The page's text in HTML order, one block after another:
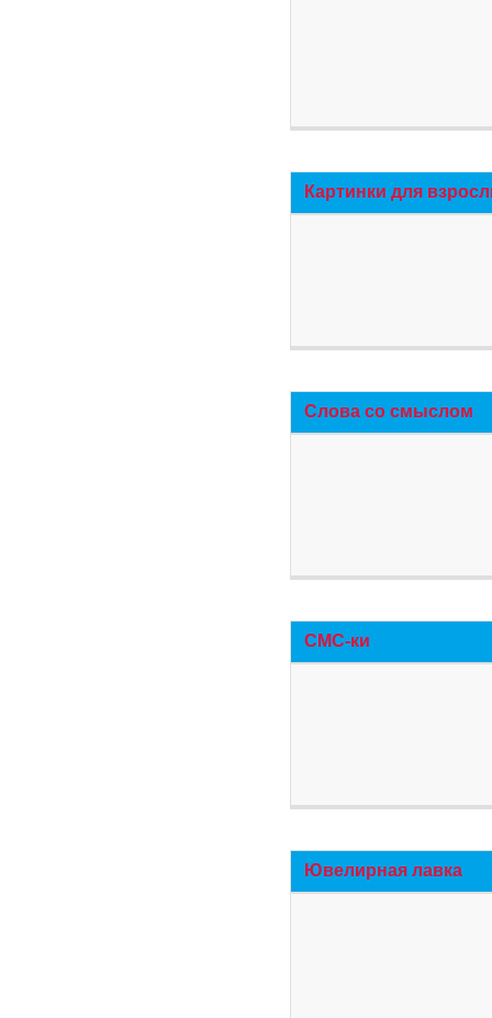
Картинки для
Слова со смыслом
СМС-ки
Ювелирная лавка